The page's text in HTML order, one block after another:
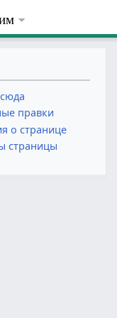
правки
о странице
страницы